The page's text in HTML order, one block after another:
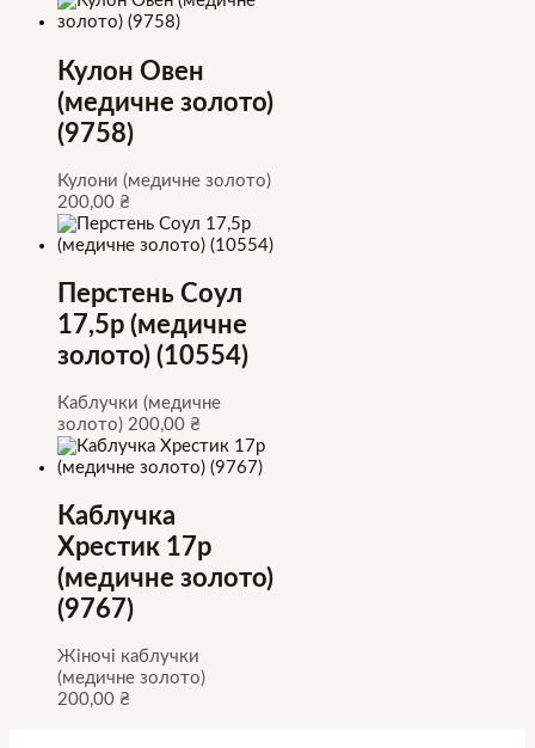
Кулон Овен
(медичне золото)
(9758)
Кулони (медичне золото)
200,00 ₴
Перстень Соул
17,5р (медичне
золото) (10554)
Каблучки (медичне
золото) 200,00 ₴
Каблучка
Хрестик 17р
(медичне золото)
(9767)
Жіночі каблучки
(медичне золото)
200,00 ₴